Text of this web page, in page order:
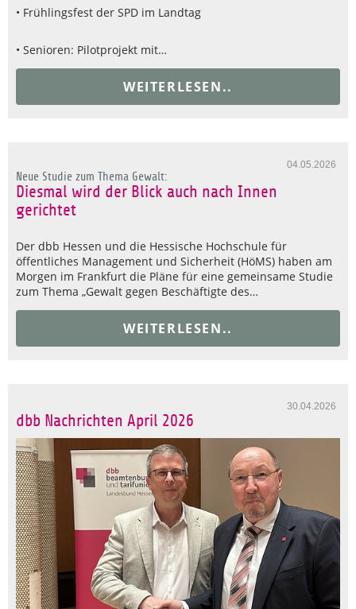
• Frühlingsfest der SPD im Landtag
• Senioren: Pilotprojekt mit…
WEITERLESEN..
04.05.2026
Neue Studie zum Thema Gewalt:
Diesmal wird der Blick auch nach Innen
gerichtet
Der dbb Hessen und die Hessische Hochschule für
öffentliches Management und Sicherheit (HöMS) haben am
Morgen im Frankfurt die Pläne für eine gemeinsame Studie
zum Thema „Gewalt gegen Beschäftigte des…
WEITERLESEN..
30.04.2026
dbb Nachrichten April 2026